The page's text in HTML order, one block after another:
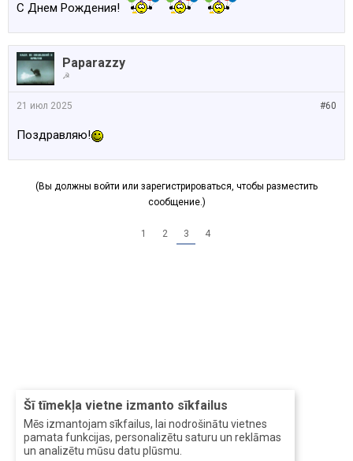
Šī tīmekļa vietne izmanto sīkfailus
Mēs izmantojam sīkfailus, lai nodrošinātu vietnes
pamata funkcijas, personalizētu saturu un reklāmas
un analizētu mūsu datu plūsmu.
C Днем Рождения!
Paparazzy
☭
#60
21 июл 2025
Поздравляю!
(Вы должны войти или зарегистрироваться, чтобы разместить
сообщение.)
1 2 3 4